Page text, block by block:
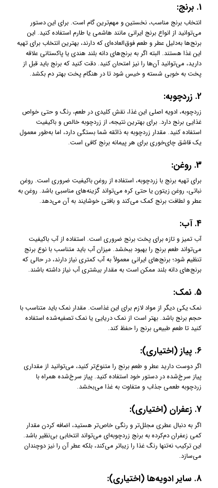
1. برنج:
انتخاب برنج مناسب، نخستین و مهم‌ترین گام است. برای این دستور
می‌توانید از انواع برنج ایرانی مانند هاشمی یا طارم استفاده کنید. این
برنج‌ها به‌دلیل عطر و طعم فوق‌العاده‌ای که دارند، بهترین انتخاب برای تهیه
این غذا هستند. البته اگر به برنج‌های دانه بلند هندی یا پاکستانی علاقه
دارید، می‌توانید آن‌ها را نیز امتحان کنید. دقت کنید که برنج باید قبل از
پخت به خوبی شسته و خیس شود تا در هنگام پخت بهتر دم بکشد.
2. زردچوبه:
زردچوبه، ادویه اصلی این غذا، نقش کلیدی در طعم، رنگ و حتی خواص
غذایی برنج دارد. برای بهترین نتیجه، از زردچوبه خالص و باکیفیت
استفاده کنید. مقدار زردچوبه به ذائقه شما بستگی دارد، اما به‌طور معمول
یک قاشق چای‌خوری برای هر پیمانه برنج کافی است.
3. روغن:
برای تهیه برنج با زردچوبه، استفاده از روغن باکیفیت ضروری است. روغن
نباتی، روغن زیتون یا حتی کره می‌تواند گزینه‌های مناسبی باشد. روغن به
عطر و لطافت برنج کمک می‌کند و بافتی خوشایند به آن می‌دهد.
4. آب:
آب تمیز و تازه برای پخت برنج ضروری است. استفاده از آب باکیفیت
می‌تواند طعم برنج را بهبود ببخشد. میزان آب باید متناسب با نوع برنج
تنظیم شود؛ برنج‌های ایرانی معمولاً به آب کمتری نیاز دارند، در حالی که
برنج‌های دانه بلند ممکن است به مقدار بیشتری آب نیاز داشته باشند.
5. نمک:
نمک یکی دیگر از مواد لازم برای این غذاست. مقدار نمک باید متناسب با
حجم برنج باشد. بهتر است از نمک دریایی یا نمک تصفیه‌شده استفاده
کنید تا طعم طبیعی برنج را حفظ کند.
6. پیاز (اختیاری):
اگر دوست دارید عطر و طعم برنج را متنوع‌تر کنید، می‌توانید از مقداری
پیاز سرخ‌شده در دستور خود استفاده کنید. پیاز سرخ‌شده همراه با
زردچوبه طعمی جذاب و متفاوت به غذا می‌بخشد.
7. زعفران (اختیاری):
اگر به دنبال عطری مجلل‌تر و رنگی خاص‌تر هستید، اضافه کردن مقدار
کمی زعفران دم‌کرده به برنج زردچوبه‌ای می‌تواند انتخابی بی‌نظیر باشد.
این ترکیب نه‌تنها رنگ غذا را زیباتر می‌کند، بلکه عطر آن را نیز دوچندان
می‌سازد.
8. سایر ادویه‌ها (اختیاری):